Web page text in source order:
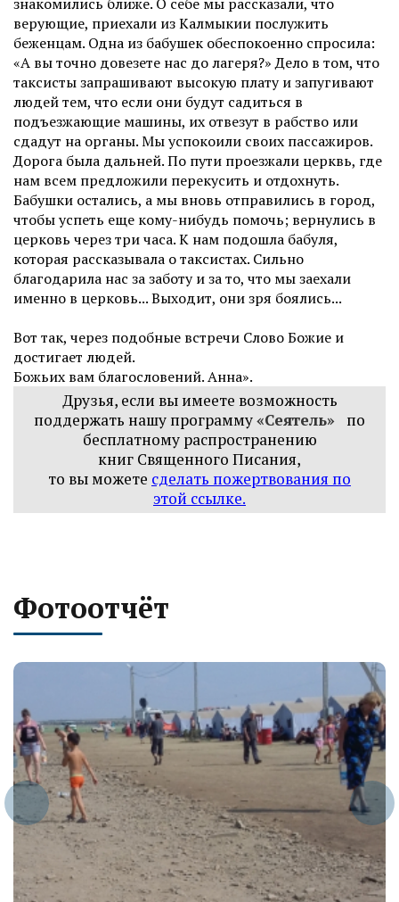
верующие, приехали из Калмыкии послужить
беженцам. Одна из бабушек обеспокоенно спросила:
«А вы точно довезете нас до лагеря?» Дело в том, что
таксисты запрашивают высокую плату и запугивают
людей тем, что если они будут садиться в
подъезжающие машины, их отвезут в рабство или
сдадут на органы. Мы успокоили своих пассажиров.
Дорога была дальней. По пути проезжали церквь, где
нам всем предложили перекусить и отдохнуть.
Бабушки остались, а мы вновь отправились в город,
чтобы успеть еще кому-нибудь помочь; вернулись в
церковь через три часа. К нам подошла бабуля,
которая рассказывала о таксистах. Сильно
благодарила нас за заботу и за то, что мы заехали
именно в церковь... Выходит, они зря боялись...
Вот так, через подобные встречи Слово Божие и
достигает людей.
Божьих вам благословений. Анна».
Друзья, если вы имеете возможность
поддержать нашу программу«Сеятель»
по
бесплатному распространению
книг Священного Писания,
то вы можете сделать пожертвования по
этой ссылке.
Фотоотчёт